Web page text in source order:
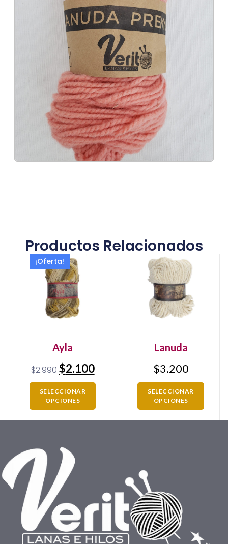
Productos Relacionados
¡Oferta!
Ayla
$2.990$2.100
SELECCIONAR
OPCIONES
Lanuda
$3.200
SELECCIONAR
OPCIONES